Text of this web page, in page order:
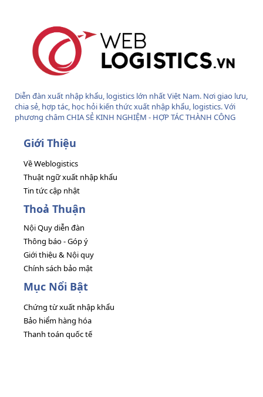
Diễn đàn xuất nhập khẩu, logistics lớn nhất Việt Nam. Nơi giao lưu,
chia sẻ, hợp tác, học hỏi kiến thức xuất nhập khẩu, logistics. Với
phương châm CHIA SẺ KINH NGHIỆM - HỢP TÁC THÀNH CÔNG
Giới Thiệu
Về Weblogistics
Thuật ngữ xuất nhập khẩu
Tin tức cập nhật
Thoả Thuận
Nội Quy diễn đàn
Thông báo - Góp ý
Giới thiệu & Nội quy
Chính sách bảo mật
Mục Nổi Bật
Chứng từ xuất nhập khẩu
Bảo hiểm hàng hóa
Thanh toán quốc tế